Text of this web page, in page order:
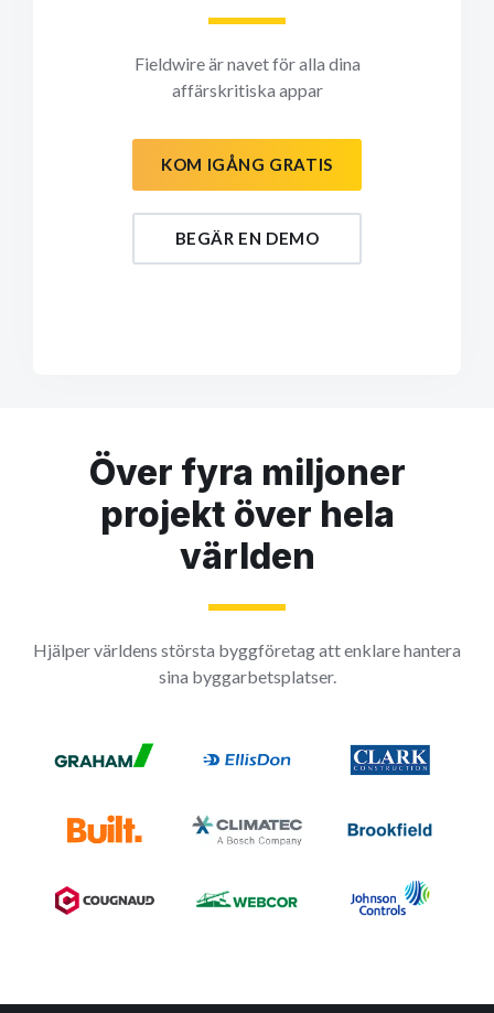
Fieldwire är navet för alla dina
affärskritiska appar
KOM IGÅNG GRATIS
BEGÄR EN DEMO
Över fyra miljoner
projekt över hela
världen
Hjälper världens största byggföretag att enklare hantera
sina byggarbetsplatser.